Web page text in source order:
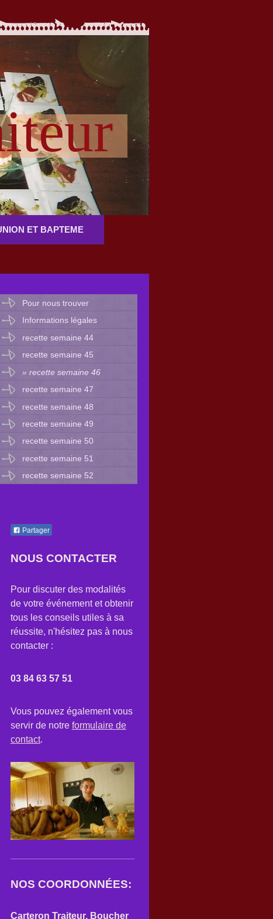
ET BAPTEME
Pour nous trouver
Informations légales
recette semaine 44
recette semaine 45
recette semaine 46
recette semaine 47
recette semaine 48
recette semaine 49
recette semaine 50
recette semaine 51
recette semaine 52
Partager
NOUS CONTACTER
Pour discuter des modalités
de votre événement et obtenir
tous les conseils utiles à sa
réussite, n'hésitez pas à nous
contacter :
03 84 63 57 51
Vous pouvez également vous
servir de notre formulaire de
contact.
NOS COORDONNÉES:
Carteron Traiteur, Boucher